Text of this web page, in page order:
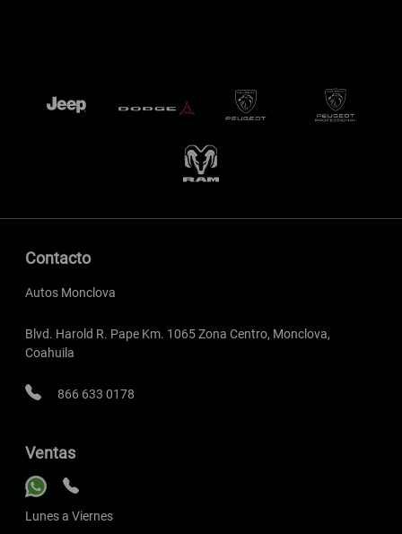
Contacto
Autos Monclova
Blvd. Harold R. Pape Km. 1065 Zona Centro, Monclova,
Coahuila
866 633 0178
Ventas
Lunes a Viernes